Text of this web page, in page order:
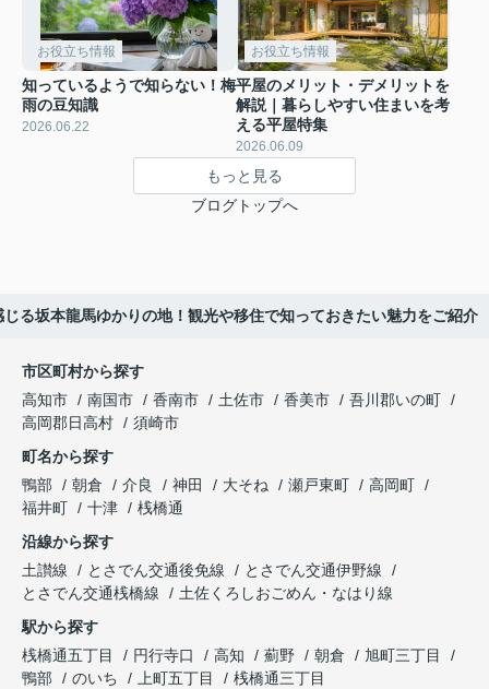
お役立ち情報
知っているようで知らない！梅
雨の豆知識
2026.06.22
お役立ち情報
平屋のメリット・デメリットを
解説｜暮らしやすい住まいを考
える平屋特集
2026.06.09
もっと見る
ブログトップへ
る坂本龍馬ゆかりの地！観光や移住で知っておきたい魅力をご紹介
市区町村から探す
高知市
南国市 香南市 土佐市 香美市
吾川郡いの町
高岡郡日高村
須崎市
町名から探す
鴨部
朝倉 介良 神田 大そね 瀬戸東町
高岡町
福井町
十津
桟橋通
沿線から探す
土讃線
とさでん交通後免線
とさでん交通伊野線
とさでん交通桟橋線
土佐くろしおごめん・なはり線
駅から探す
桟橋通五丁目
円行寺口 高知 薊野 朝倉
旭町三丁目
鴨部
のいち 上町五丁目 桟橋通三丁目